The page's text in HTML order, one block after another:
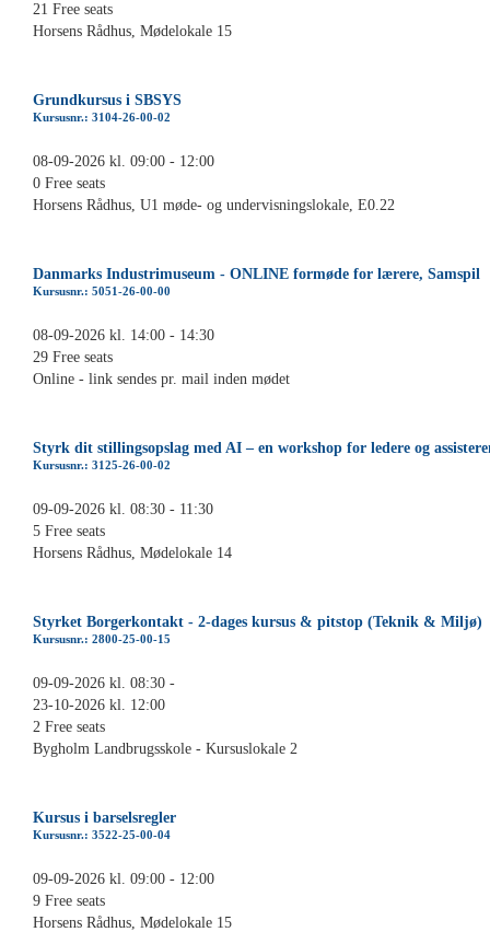
21 Free seats
Horsens Rådhus, Mødelokale 15
Grundkursus i SBSYS
Kursusnr.: 3104-26-00-02
08-09-2026 kl. 09:00 - 12:00
0 Free seats
Horsens Rådhus, U1 møde- og undervisningslokale, E0.22
Danmarks Industrimuseum - ONLINE formøde for lærere, Samspil
Kursusnr.: 5051-26-00-00
08-09-2026 kl. 14:00 - 14:30
29 Free seats
Online - link sendes pr. mail inden mødet
Styrk dit stillingsopslag med AI – en workshop for ledere og
Kursusnr.: 3125-26-00-02
09-09-2026 kl. 08:30 - 11:30
5 Free seats
Horsens Rådhus, Mødelokale 14
Styrket Borgerkontakt - 2-dages kursus & pitstop (Teknik & Miljø)
Kursusnr.: 2800-25-00-15
09-09-2026 kl. 08:30 -
23-10-2026 kl. 12:00
2 Free seats
Bygholm Landbrugsskole - Kursuslokale 2
Kursus i barselsregler
Kursusnr.: 3522-25-00-04
09-09-2026 kl. 09:00 - 12:00
9 Free seats
Horsens Rådhus, Mødelokale 15